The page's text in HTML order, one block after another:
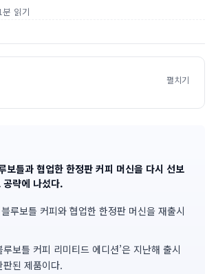
분 읽기
펼치기
보틀과 협업한 한정판 커피 머신을 다시 선보
공략에 나섰다.
루보틀 커피와 협업한 한정판 머신을 재출시
루보틀 커피 리미티드 에디션’은 지난해 출시
된 제품이다.